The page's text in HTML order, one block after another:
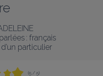
: français
particulier
(5 / 5)